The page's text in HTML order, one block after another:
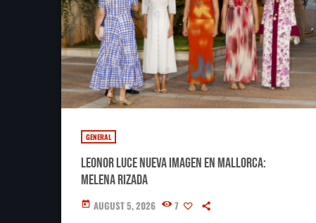
GENERAL
Leonor luce nueva imagen en Mallorca:
melena rizada
today AUGUST 5, 2026 7